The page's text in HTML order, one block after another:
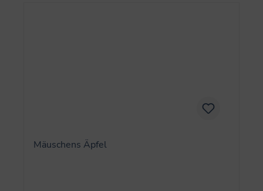
Mäuschens Äpfel